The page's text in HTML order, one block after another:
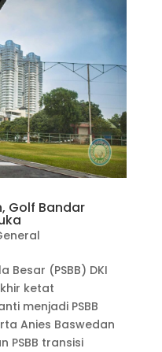
Golf Bandar
Besar (PSBB) DKI
ketat
menjadi PSBB
Anies Baswedan
PSBB transisi